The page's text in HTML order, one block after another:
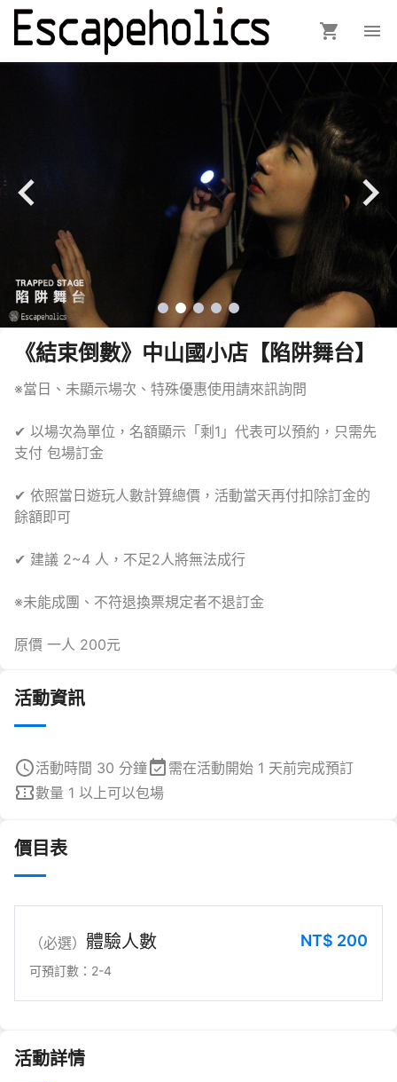
《結束倒數》中山國小店【陷阱舞台】
※當日、未顯示場次、特殊優惠使用請來訊詢問
✔ 以場次為單位，名額顯示「剩1」代表可以預約，只需先
支付 包場訂金
✔ 依照當日遊玩人數計算總價，活動當天再付扣除訂金的
餘額即可
✔ 建議 2~4 人，不足2人將無法成行
※未能成團、不符退換票規定者不退訂金
原價 一人 200元
活動資訊
活動時間 30 分鐘
需在活動開始 1 天前完成預訂
數量 1 以上可以包場
價目表
（必選） 體驗人數 NT$ 200
可預訂數：2-4
活動詳情